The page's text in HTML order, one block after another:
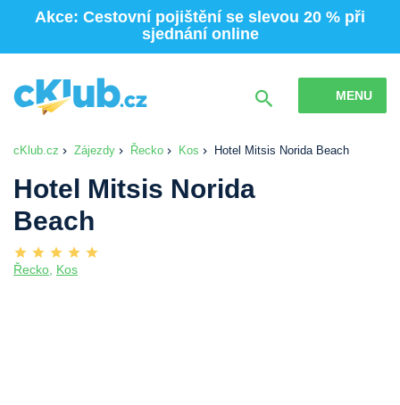
Akce: Cestovní pojištění se slevou 20 % při
sjednání online
MENU
cKlub.cz Zájezdy Řecko Kos Hotel Mitsis Norida Beach
Hotel Mitsis Norida
Beach
Řecko, Kos